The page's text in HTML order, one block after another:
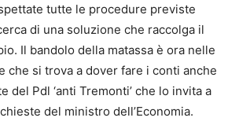
tutte le procedure previste
di una soluzione che raccolga il
Il bandolo della matassa è ora nelle
che si trova a dover fare i conti anche
del Pdl ‘anti Tremonti’ che lo invita a
del ministro dell’Economia.